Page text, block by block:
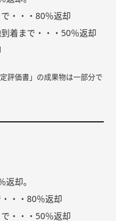
・・・80％返却
着まで・・・50％返却
評価書」の成果物は一部分で
却。
・・80％返却
・・・50％返却